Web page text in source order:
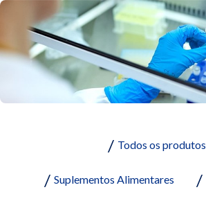
Todos os produtos
Suplementos Alimentares